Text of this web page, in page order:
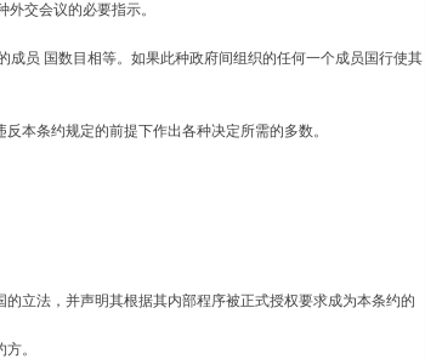
交会议的必要指示。
国数目相等。如果此种政府间组织的任何一个成员国行使其
本条约规定的前提下作出各种决定所需的多数。
立法，并声明其根据其内部程序被正式授权要求成为本条约的
。